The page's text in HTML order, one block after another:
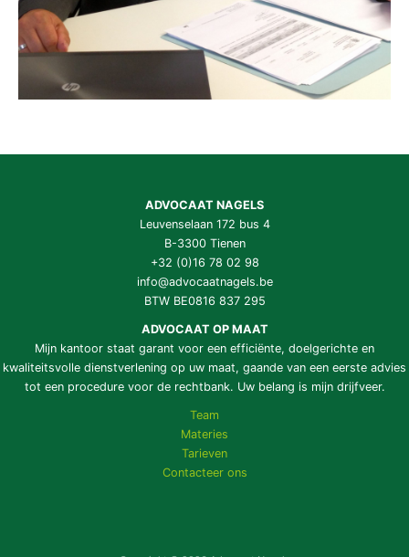
ADVOCAAT NAGELS
Leuvenselaan 172 bus 4
B-3300 Tienen
+32 (0)16 78 02 98
info@advocaatnagels.be
BTW BE0816 837 295
ADVOCAAT OP MAAT
Mijn kantoor staat garant voor een efficiënte, doelgerichte en
kwaliteitsvolle dienstverlening op uw maat, gaande van een eerste advies
tot een procedure voor de rechtbank. Uw belang is mijn drijfveer.
Team
Materies
Tarieven
Contacteer ons